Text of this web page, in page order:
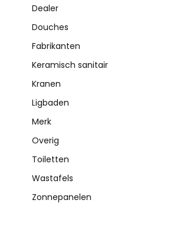
Dealer
Douches
Fabrikanten
Keramisch sanitair
Kranen
Ligbaden
Merk
Overig
Toiletten
Wastafels
Zonnepanelen